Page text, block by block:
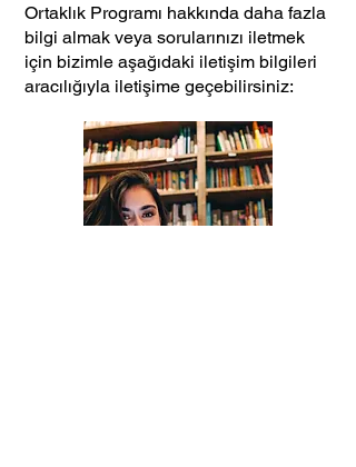
Ortaklık Programı hakkında daha fazla
bilgi almak veya sorularınızı iletmek
için bizimle aşağıdaki iletişim bilgileri
aracılığıyla iletişime geçebilirsiniz: